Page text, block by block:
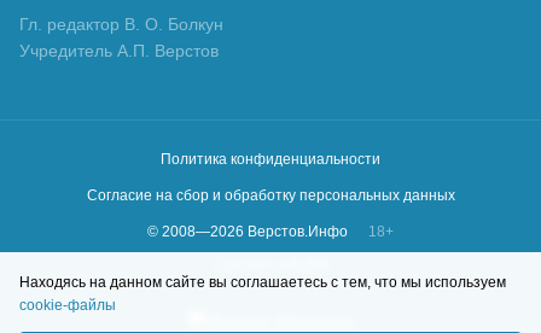
Гл. редактор В. О. Болкун
Учредитель А.П. Верстов
Политика конфиденциальности
Согласие на сбор и обработку персональных данных
© 2008—2026 Верстов.Инфо
18+
Находясь на данном сайте вы соглашаетесь с тем, что мы используем
cookie-файлы